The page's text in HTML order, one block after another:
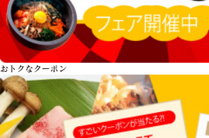
おトクな クーポン